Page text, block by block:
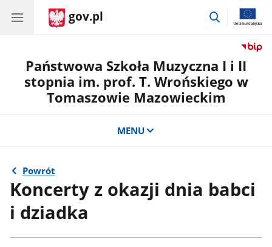
gov.pl
przejdź
Państwowa Szkoła Muzyczna I i II
stopnia im. prof. T. Wrońskiego w
Tomaszowie Mazowieckim
MENU
Powrót
Koncerty z okazji dnia babci
i dziadka